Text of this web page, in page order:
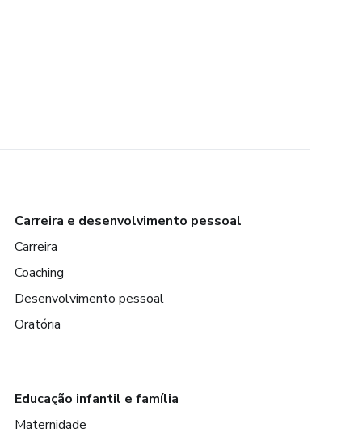
Carreira e desenvolvimento pessoal
Carreira
Coaching
Desenvolvimento pessoal
Oratória
Educação infantil e família
Maternidade